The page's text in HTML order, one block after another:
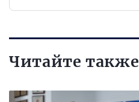
Читайте также